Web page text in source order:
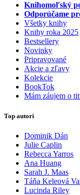
Knihomoľský
Odporúčame
Všetky knihy
Knihy roka 2025
Bestsellery
Novinky
Pripravované
Akcie a zľavy
Kolekcie
BookTok
Mám záujem o
Top autori
Dominik Dán
Julie Caplin
Rebecca Yarros
Ana Huang
Sarah J. Maas
Táňa Keleová
Lucinda Riley